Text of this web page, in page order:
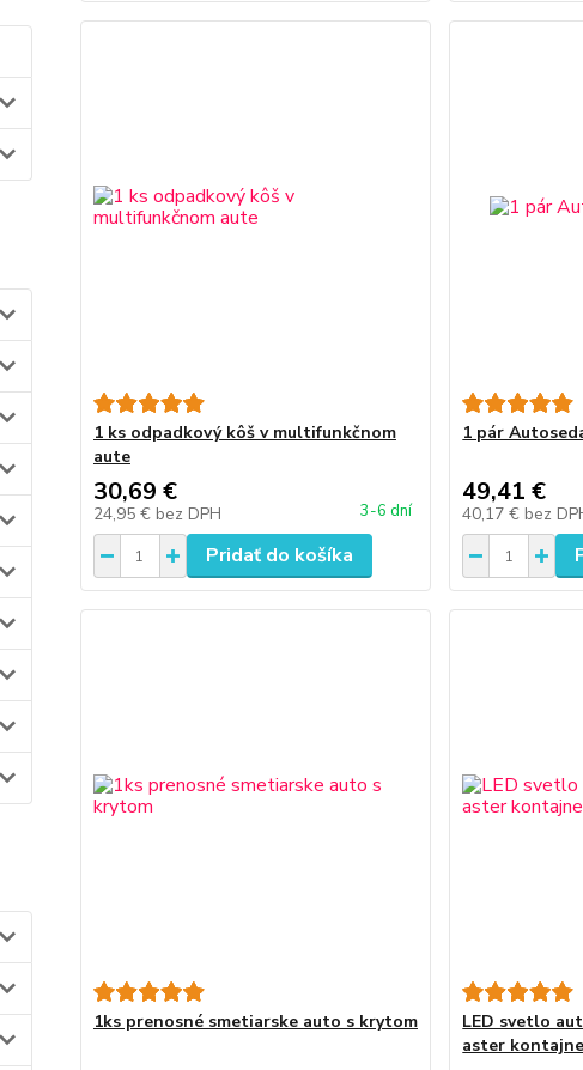
1 ks odpadkový kôš v multifunkčnom
aute
30,69 €
24,95 € bez DPH 3-6 dní
Pridať do košíka
1 pár
49,41 €
40,17 € bez
1ks prenosné smetiarske auto s krytom
LED svetlo
aster